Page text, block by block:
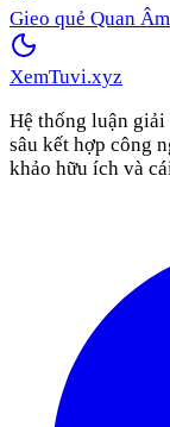
Gieo quẻ Quan Âm
XemTuvi.xyz
Hệ thống luận
sâu kết hợp công
khảo hữu ích và